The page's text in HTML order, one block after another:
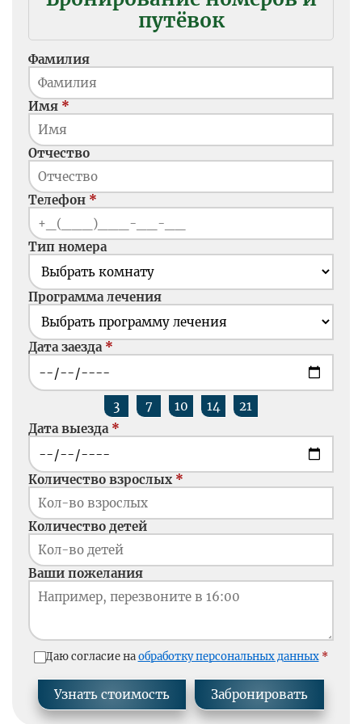
путёвок
Фамилия
Имя
Отчество
Телефон
Тип номера
Программа лечения
Дата заезда
3 7 10 14
21
Дата выезда
Количество взрослых
Количество детей
Ваши пожелания
Даю согласие наобработку персональных данных
Узнать стоимость Забронировать